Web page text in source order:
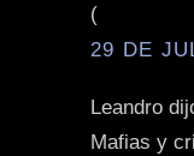
(
29 DE
Leandro
Mafias y